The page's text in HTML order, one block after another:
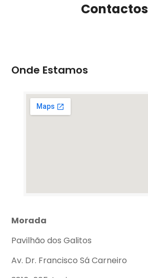
Contactos
Onde Estamos
Morada
Pavilhão dos Galitos
Av. Dr. Francisco Sá Carneiro